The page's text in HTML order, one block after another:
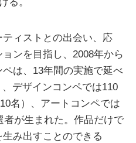
ィストとの出会い、応
ンを目指し、2008年から
は、13年間の実施で延べ
デザインコンペでは110
名）、アートコンペでは
が生まれた。作品だけで
み出すことのできる